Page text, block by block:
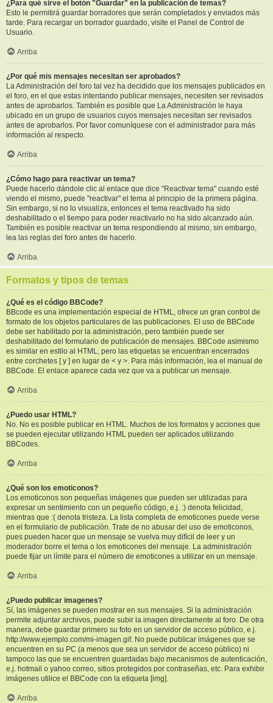
¿Para qué sirve el botón "Guardar" en la publicación de temas?
Esto le permitirá guardar borradores que serán completados y enviados más
tarde. Para recargar un borrador guardado, visite el Panel de Control de
Usuario.
Arriba
¿Por qué mis mensajes necesitan ser aprobados?
La Administración del foro tal vez ha decidido que los mensajes publicados en
el foro, en el que estas intentando publicar mensajes, necesiten ser revisados
antes de aprobarlos. También es posible que La Administración le haya
ubicado en un grupo de usuarios cuyos mensajes necesitan ser revisados
antes de aprobarlos. Por favor comuníquese con el administrador para más
información al respecto.
Arriba
¿Cómo hago para reactivar un tema?
Puede hacerlo dándole clic al enlace que dice "Reactivar tema" cuando esté
viendo el mismo, puede "reactivar" el tema al principio de la primera página.
Sin embargo, si no lo visualiza, entonces el tema reactivado ha sido
deshabilitado o el tiempo para poder reactivarlo no ha sido alcanzado aún.
También es posible reactivar un tema respondiendo al mismo, sin embargo,
lea las reglas del foro antes de hacerlo.
Arriba
Formatos y tipos de temas
¿Qué es el código BBCode?
BBcode es una implementación especial de HTML, ofrece un gran control de
formato de los objetos particulares de las publicaciones. El uso de BBCode
debe ser habilitado por la administración, pero también puede ser
deshabilitado del formulario de publicación de mensajes. BBCode asimismo
es similar en estilo al HTML, pero las etiquetas se encuentran encerrados
entre corchetes [ y ] en lugar de < y >. Para más información, lea el manual de
BBCode. El enlace aparece cada vez que va a publicar un mensaje.
Arriba
¿Puedo usar HTML?
No. No es posible publicar en HTML. Muchos de los formatos y acciones que
se pueden ejecutar utilizando HTML pueden ser aplicados utilizando
BBCodes.
Arriba
¿Qué son los emoticonos?
Los emoticonos son pequeñas imágenes que pueden ser utilizadas para
expresar un sentimiento con un pequeño código, e.j. :) denota felicidad,
mientras que :( denota tristeza. La lista completa de emoticones puede verse
en el formulario de publicación. Trate de no abusar del uso de emoticonos,
pues pueden hacer que un mensaje se vuelva muy difícil de leer y un
moderador borre el tema o los emoticones del mensaje. La administración
puede fijar un límite para el número de emoticones a utilizar en un mensaje.
Arriba
¿Puedo publicar imagenes?
Sí, las imágenes se pueden mostrar en sus mensajes. Si la administración
permite adjuntar archivos, puede subir la imagen directamente al foro. De otra
manera, debe guardar primero su foto en un servidor de acceso público, e.j.
http://www.ejemplo.com/mi-imagen.gif. No puede publicar imágenes que se
encuentren en su PC (a menos que sea un servidor de acceso público) ni
tampoco las que se encuentren guardadas bajo mecanismos de autenticación,
e.j. hotmail o yahoo correo, sitios protegidos por contraseñas, etc. Para exhibir
imágenes utilice el BBCode con la etiqueta [img].
Arriba